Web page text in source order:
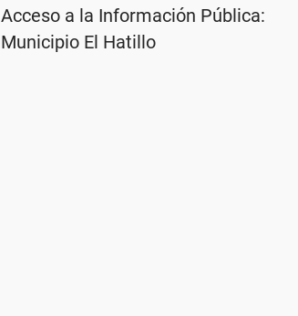
Acceso a la Información Pública:
Municipio El Hatillo